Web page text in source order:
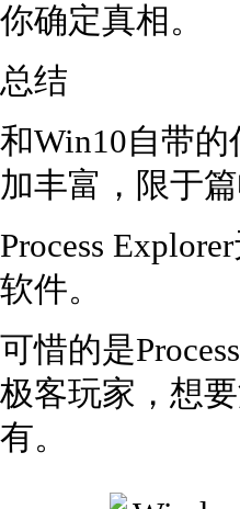
你确定真相。
总结
和Win10自带的
加丰富，限于
Process
软件。
可惜的是
极客玩家，想
有。